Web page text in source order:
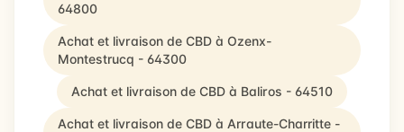
64800
Achat et livraison de CBD à Ozenx-
Montestrucq - 64300
Achat et livraison de CBD à Baliros - 64510
Achat et livraison de CBD à Arraute-Charritte -